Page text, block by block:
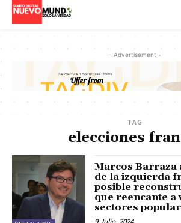
- Advertisement -
TAG
elecciones
Marcos
de la izquierda
posible
que reencante a
sectores